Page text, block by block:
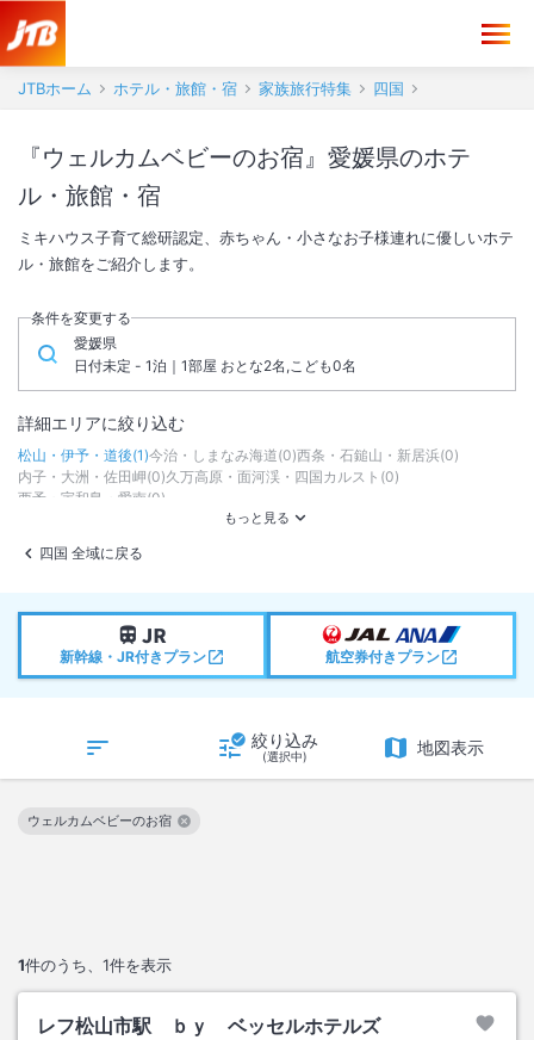
JTBホーム ホテル・旅館・宿 家族旅行特集 四国
『ウェルカムベビーのお宿』愛媛県のホテ
ル・旅館・宿
ミキハウス子育て総研認定、赤ちゃん・小さなお子様連れに優しいホテ
ル・旅館をご紹介します。
条件を変更する
愛媛県
日付未定 - 1泊｜1部屋 おとな2名,こども0名
詳細エリアに絞り込む
松山・伊予・道後(1)今治・しまなみ海道(0)西条・石鎚山・新居浜(0)
内子・大洲・佐田岬(0)久万高原・面河渓・四国カルスト (0)
西予・宇和島・愛南(0)
四国 全域に戻る
新幹線・JR付きプラン 航空券付きプラン
絞り込み
(選択中) 地図表示
1件のうち、 1件を表示
ウェルカムベビーのお宿
この絞り込み条件を解除
レフ松山市駅 ｂｙ ベッセルホテルズ